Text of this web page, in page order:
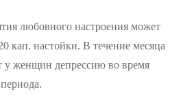
любовного настроения может
кап. настойки. В течение месяца
у женщин депрессию во время